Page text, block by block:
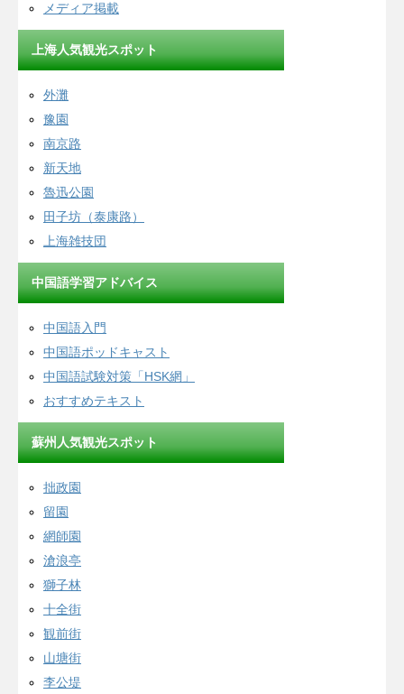
メディア掲載
上海人気観光スポット
外灘
豫園
南京路
新天地
魯迅公園
田子坊（泰康路）
上海雑技団
中国語学習アドバイス
中国語入門
中国語ポッドキャスト
中国語試験対策「HSK網」
おすすめテキスト
蘇州人気観光スポット
拙政園
留園
網師園
滄浪亭
獅子林
十全街
観前街
山塘街
李公堤